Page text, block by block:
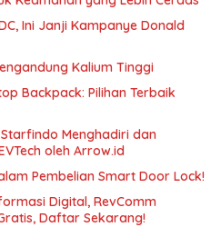
Ini Janji Kampanye Donald
Kalium Tinggi
Backpack: Pilihan Terbaik
Menghadiri dan
oleh Arrow.id
Pembelian Smart Door Lock!
Digital, RevComm
Daftar Sekarang!